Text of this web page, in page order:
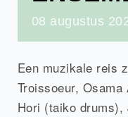
08 augustus
Een muzikale reis
Troissoeur,
Hori (taiko